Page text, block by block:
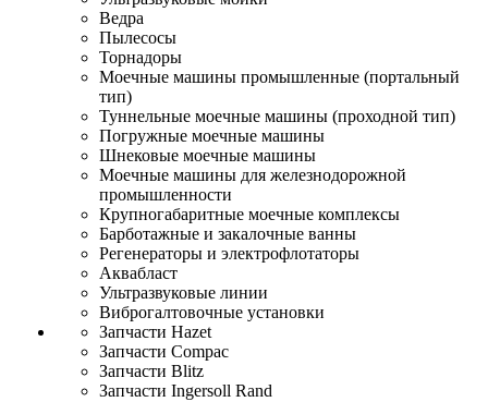
Ведра
Пылесосы
Торнадоры
Моечные машины промышленные (портальный
тип)
Туннельные моечные машины (проходной тип)
Погружные моечные машины
Шнековые моечные машины
Моечные машины для железнодорожной
промышленности
Крупногабаритные моечные комплексы
Барботажные и закалочные ванны
Регенераторы и электрофлотаторы
Аквабласт
Ультразвуковые линии
Виброгалтовочные установки
Запчасти Hazet
Запчасти Compac
Запчасти Blitz
Запчасти Ingersoll Rand